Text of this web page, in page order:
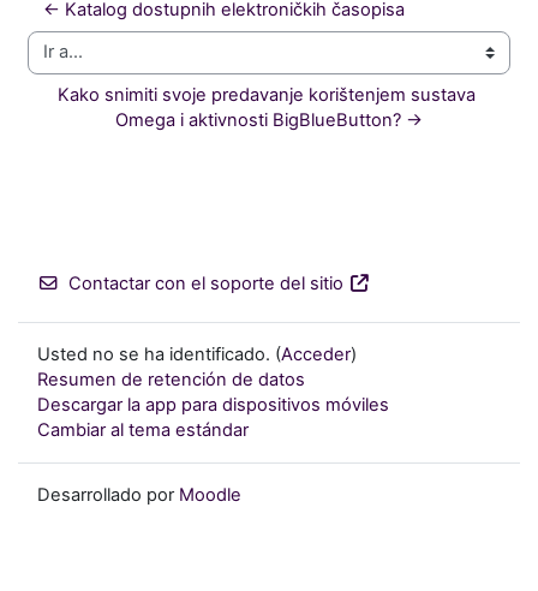
← Katalog dostupnih elektroničkih časopisa
Ir a...
Kako snimiti svoje predavanje korištenjem sustava
Omega i aktivnosti BigBlueButton? →
Contactar con el soporte del sitio
Usted no se ha identificado. (Acceder)
Resumen de retención de datos
Descargar la app para dispositivos móviles
Cambiar al tema estándar
Desarrollado por Moodle